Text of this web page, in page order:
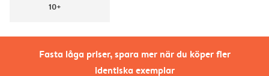
Fasta låga priser, spara mer när du köper fler
identiska exemplar
10+